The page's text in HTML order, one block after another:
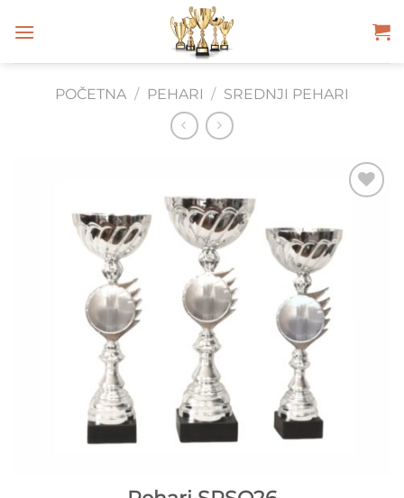
POČETNA / PEHARI / SREDNJI PEHARI
Wishlist